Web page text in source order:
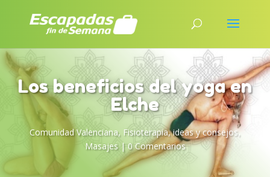
Los beneficios del yoga en
Elche
Comunidad Valenciana, Fisioterapia,ideas y consejos,
Masajes|0 Comentarios